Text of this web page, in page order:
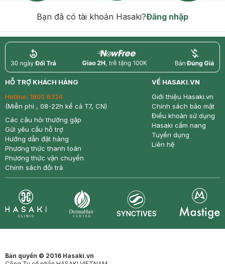
Bạn đã có tài khoản Hasaki?Đăng nhập
return nowfree price
HỖ TRỢ KHÁCH HÀNG
Hotline: 1800 6324
(Miễn phí , 08-22h kể cả T7, CN)
Các câu hỏi thường gặp
Gửi yêu cầu hỗ trợ
Hướng dẫn đặt hàng
Phương thức thanh toán
Phương thức vận chuyển
Chính sách đổi trả
VỀ HASAKI.VN
Giới thiệu Hasaki.vn
Chính sách bảo mật
Điều khoản sử dụng
Hasaki cẩm nang
Tuyển dụng
Liên hệ
Bản quyền © 2016 Hasaki.vn